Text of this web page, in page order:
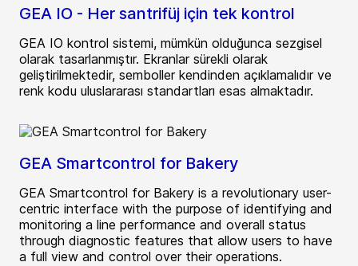
GEA IO - Her santrifüj için tek kontrol
GEA IO kontrol sistemi, mümkün olduğunca sezgisel
olarak tasarlanmıştır. Ekranlar sürekli olarak
geliştirilmektedir, semboller kendinden açıklamalıdır ve
renk kodu uluslararası standartları esas almaktadır.
GEA Smartcontrol for Bakery
GEA Smartcontrol for Bakery is a revolutionary user-
centric interface with the purpose of identifying and
monitoring a line performance and overall status
through diagnostic features that allow users to have
a full view and control over their operations.